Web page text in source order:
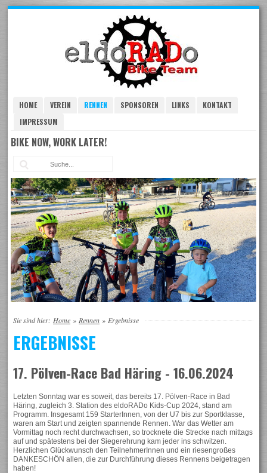
HOME VEREIN RENNEN SPONSOREN LINKS
KONTAKT
IMPRESSUM
BIKE NOW, WORK LATER!
Sie sind hier: Home » Rennen » Ergebnisse
ERGEBNISSE
17. Pölven-Race Bad Häring - 16.06.2024
Letzten Sonntag war es soweit, das bereits 17. Pölven-Race in Bad
Häring, zugleich 3. Station des eldoRADo Kids-Cup 2024, stand am
Programm. Insgesamt 159 StarterInnen, von der U7 bis zur Sportklasse,
waren am Start und zeigten spannende Rennen. War das Wetter am
Vormittag noch recht durchwachsen, so trocknete die Strecke nach mittags
auf und spätestens bei der Siegerehrung kam jeder ins schwitzen.
Herzlichen Glückwunsch den TeilnehmerInnen und ein riesengroßes
DANKESCHÖN allen, die zur Durchführung dieses Rennens beigetragen
haben!